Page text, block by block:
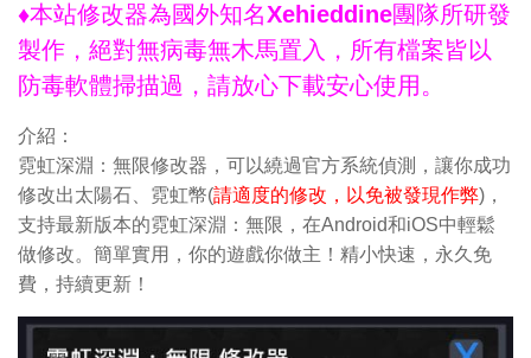
♦本站修改器為國外知名Xehieddine團隊所研發
製作，絕對無病毒無木馬置入，所有檔案皆以
防毒軟體掃描過，請放心下載安心使用。
介紹：
霓虹深淵：無限修改器，可以繞過官方系統偵測，讓你成功
修改出太陽石、霓虹幣(請適度的修改，以免被發現作弊)，
支持最新版本的霓虹深淵：無限，在Android和iOS中輕鬆
做修改。簡單實用，你的遊戲你做主！精小快速，永久免
費，持續更新！